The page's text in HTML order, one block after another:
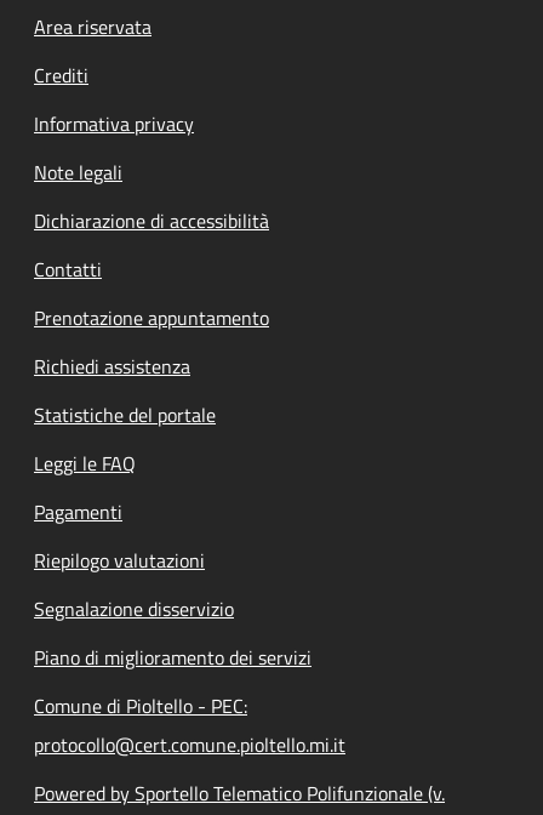
Footer menu
Area riservata
Crediti
Informativa privacy
Note legali
Dichiarazione di accessibilità
Contatti
Prenotazione appuntamento
Richiedi assistenza
Statistiche del portale
Leggi le FAQ
Pagamenti
Riepilogo valutazioni
Segnalazione disservizio
Piano di miglioramento dei servizi
Comune di Pioltello - PEC:
protocollo@cert.comune.pioltello.mi.it
Powered by Sportello Telematico Polifunzionale (v.